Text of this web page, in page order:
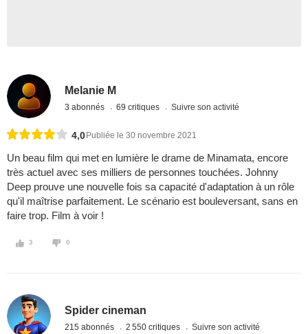
Melanie M
3 abonnés 69 critiques Suivre son activité
4,0 Publiée le 30 novembre 2021
Un beau film qui met en lumière le drame de Minamata, encore
très actuel avec ses milliers de personnes touchées. Johnny
Deep prouve une nouvelle fois sa capacité d'adaptation à un rôle
qu'il maîtrise parfaitement. Le scénario est bouleversant, sans en
faire trop. Film à voir !
3 0
Spider cineman
215 abonnés 2 550 critiques Suivre son activité